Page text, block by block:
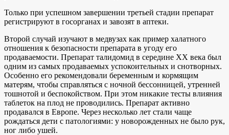
Только при успешном завершении третьей стадии препарат
регистрируют в госорганах и завозят в аптеки.
Второй случай изучают в медвузах как пример халатного
отношения к безопасности препарата в угоду его
продаваемости. Препарат талидомид в середине ХХ века был
одним из самых продаваемых успокоительных и снотворных.
Особенно его рекомендовали беременным и кормящим
матерям, чтобы справляться с ночной бессонницей, утренней
тошнотой и беспокойством. При этом никакие тесты влияния
таблеток на плод не проводились. Препарат активно
продавался в Европе. Через несколько лет стали чаще
рождаться дети с патологиями: у новорожденных не было рук,
ног либо ушей.